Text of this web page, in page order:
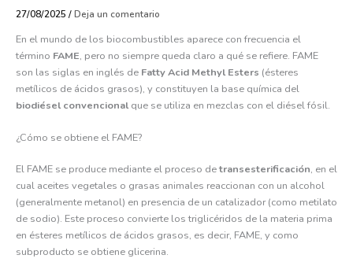
27/08/2025 /Deja un comentario
En el mundo de los biocombustibles aparece con frecuencia el
término FAME, pero no siempre queda claro a qué se refiere. FAME
son las siglas en inglés de Fatty Acid Methyl Esters (ésteres
metílicos de ácidos grasos), y constituyen la base química del
biodiésel convencionalque se utiliza en mezclas con el diésel fósil.
¿Cómo se obtiene el FAME?
El FAME se produce mediante el proceso detransesterificación, en el
cual aceites vegetales o grasas animales reaccionan con un alcohol
(generalmente metanol) en presencia de un catalizador (como metilato
de sodio). Este proceso convierte los triglicéridos de la materia prima
en ésteres metílicos de ácidos grasos, es decir, FAME, y como
subproducto se obtiene glicerina.